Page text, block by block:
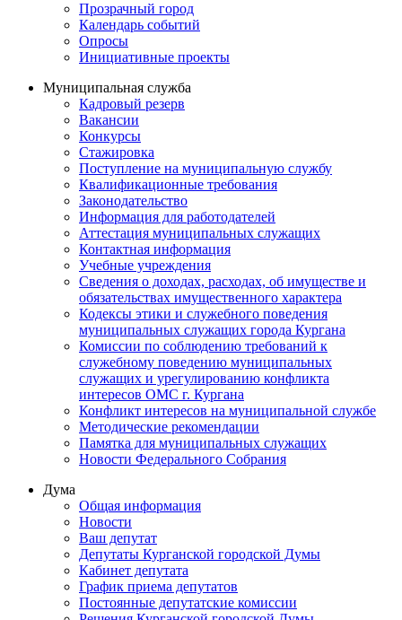
Прозрачный город
Календарь событий
Опросы
Инициативные проекты
Муниципальная служба
Кадровый резерв
Вакансии
Конкурсы
Стажировка
Поступление на муниципальную службу
Квалификационные требования
Законодательство
Информация для работодателей
Аттестация муниципальных служащих
Контактная информация
Учебные учреждения
Сведения о доходах, расходах, об имуществе и
обязательствах имущественного характера
Кодексы этики и служебного поведения
муниципальных служащих города Кургана
Комиссии по соблюдению требований к
служебному поведению муниципальных
служащих и урегулированию конфликта
интересов ОМС г. Кургана
Конфликт интересов на муниципальной службе
Методические рекомендации
Памятка для муниципальных служащих
Новости Федерального Cобрания
Дума
Общая информация
Новости
Ваш депутат
Депутаты Курганской городской Думы
Кабинет депутата
График приема депутатов
Постоянные депутатские комиссии